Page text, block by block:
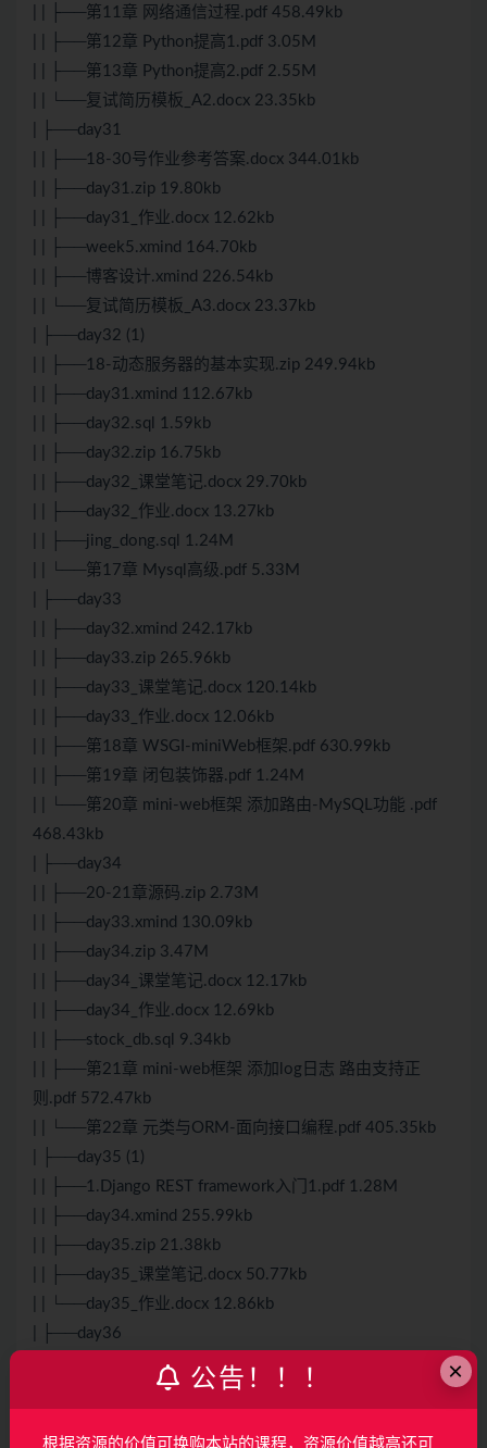
| | ├──第11章 网络通信过程.pdf 458.49kb
| | ├──第12章 Python提高1.pdf 3.05M
| | ├──第13章 Python提高2.pdf 2.55M
| | └──复试简历模板_A2.docx 23.35kb
| ├──day31
| | ├──18-30号作业参考答案.docx 344.01kb
| | ├──day31.zip 19.80kb
| | ├──day31_作业.docx 12.62kb
| | ├──week5.xmind 164.70kb
| | ├──博客设计.xmind 226.54kb
| | └──复试简历模板_A3.docx 23.37kb
| ├──day32 (1)
| | ├──18-动态服务器的基本实现.zip 249.94kb
| | ├──day31.xmind 112.67kb
| | ├──day32.sql 1.59kb
| | ├──day32.zip 16.75kb
| | ├──day32_课堂笔记.docx 29.70kb
| | ├──day32_作业.docx 13.27kb
| | ├──jing_dong.sql 1.24M
| | └──第17章 Mysql高级.pdf 5.33M
| ├──day33
| | ├──day32.xmind 242.17kb
| | ├──day33.zip 265.96kb
| | ├──day33_课堂笔记.docx 120.14kb
| | ├──day33_作业.docx 12.06kb
| | ├──第18章 WSGI-mini Web框架.pdf 630.99kb
| | ├──第19章 闭包装饰器.pdf 1.24M
| | └──第20章 mini-web框架 添加路由- MySQL功能 .pdf
468.43kb
| ├──day34
| | ├──20-21章源码.zip 2.73M
| | ├──day33.xmind 130.09kb
| | ├──day34.zip 3.47M
| | ├──day34_课堂笔记.docx 12.17kb
| | ├──day34_作业.docx 12.69kb
| | ├──stock_db.sql 9.34kb
| | ├──第21章 mini-web框架 添加log日志 路由支持正
则.pdf 572.47kb
| | └──第22章 元类与ORM-面向接口编程.pdf 405.35kb
| ├──day35 (1)
| | ├──1. Django REST framework入门1.pdf 1.28M
| | ├──day34.xmind 255.99kb
| | ├──day35.zip 21.38kb
| | ├──day35_课堂笔记.docx 50.77kb
| | └──day35_作业.docx 12.86kb
| ├──day36
| | ├──day35.xmind 263.92kb
| | ├──day36.zip 43.46kb
×
公告！！！
根据资源的价值可换购本站的课程，资源价值越高还可